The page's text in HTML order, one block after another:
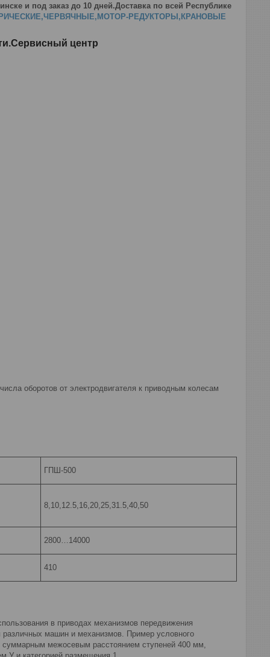
и под заказ до 10 дней.Доставка по всей Республике
РЕДУКТОРЫ,КРАНОВЫЕ
центр
оборотов от электродвигателя к приводным колесам
ГПШ-500
8,10,12.5,16,20,25,31.5,40,50
2800…14000
410
в приводах механизмов передвижения
машин и механизмов. Пример условного
суммарным межосевым расстоянием ступеней 400 мм,